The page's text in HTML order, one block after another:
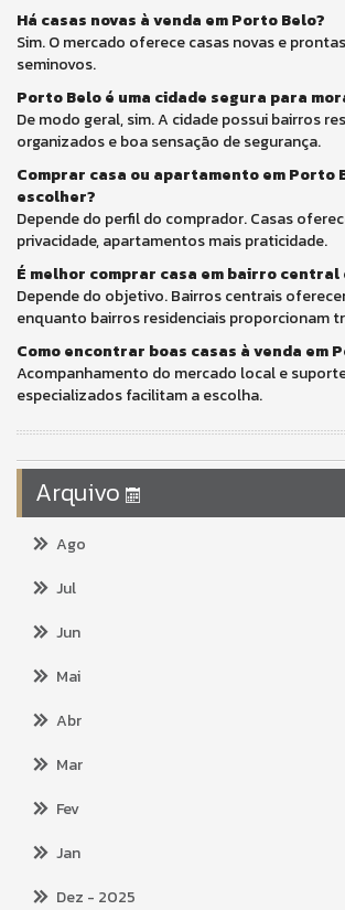
Há casas novas à venda em Porto Belo?
Sim. O mercado oferece casas novas e
seminovos.
Porto Belo é uma cidade segura para
De modo geral, sim. A cidade possui bairros
organizados e boa sensação de segurança.
Comprar casa ou apartamento em Porto
escolher?
Depende do perfil do comprador. Casas
privacidade, apartamentos mais praticidade.
É melhor comprar casa em bairro
Depende do objetivo. Bairros centrais
enquanto bairros residenciais proporcionam
Como encontrar boas casas à venda em
Acompanhamento do mercado local e
especializados facilitam a escolha.
Arquivo
Ago
Jul
Jun
Mai
Abr
Mar
Fev
Jan
Dez - 2025